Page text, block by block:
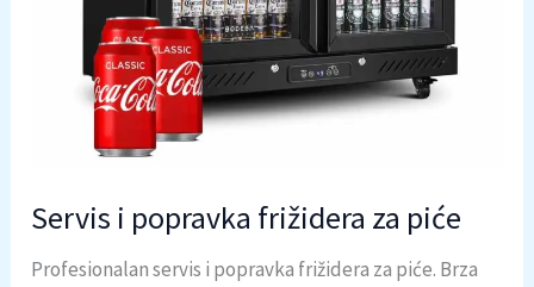
Servis i popravka frižidera za piće
Profesionalan servis i popravka frižidera za piće. Brza